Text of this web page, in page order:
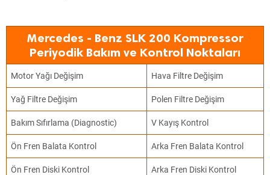
Mercedes - Benz SLK 200 Kompressor
Periyodik Bakım ve Kontrol Noktaları
Motor Yağı Değişim Hava Filtre Değişim
Yağ Filtre Değişim Polen Filtre Değişim
Bakım Sıfırlama (Diagnostic) V Kayış Kontrol
Ön Fren Balata Kontrol Arka Fren Balata Kontrol
Ön Fren Diski Kontrol Arka Fren Diski Kontrol